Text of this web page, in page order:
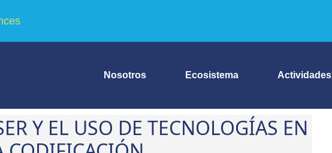
Nosotros Ecosistema Actividades
Y EL USO DE TECNOLOGÍAS EN